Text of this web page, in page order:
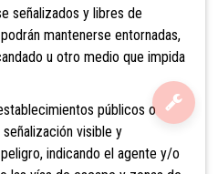
señalizados y libres de
mantenerse entornadas,
u otro medio que impida
públicos o
visible y
indicando el agente y/o